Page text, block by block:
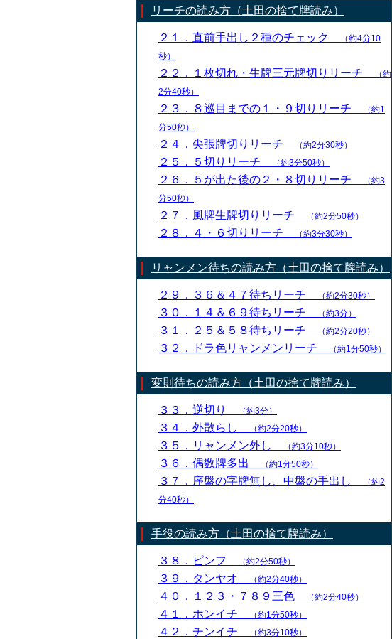
リーチの読み方（土田の捨て牌読み）
２１．直前手出し２種のチェック
（約4分10
秒）
２２．１枚切れ・生牌三元牌切りリーチ
（約
2分40秒）
２３．８巡目までの１・９切りリーチ
（約1
分50秒）
２４．尖張牌切りリーチ （約2分30秒）
２５．５切りリーチ （約3分50秒）
２６．５が出た後の２・８切りリーチ
（約3
分50秒）
２７．風牌生牌切りリーチ （約2分50秒）
２８．４・６切りリーチ （約3分30秒）
リャンメン待ちの読み方（土田の捨て牌読み）
２９．３６＆４７待ちリーチ （約2分30秒）
３０．１４＆６９待ちリーチ （約3分）
３１．２５＆５８待ちリーチ （約2分20秒）
３２．ドラ色リャンメンリーチ （約1分50秒）
変則待ちの読み方（土田の捨て牌読み）
３３．逆切り （約3分）
３４．外散らし （約2分20秒）
３５．リャンメン外し （約3分10秒）
３６．偶数牌多出 （約1分50秒）
３７．序盤の字牌無し、中盤の手出し
（約2
分40秒）
手役の読み方（土田の捨て牌読み）
３８．ピンフ （約2分50秒）
３９．タンヤオ （約2分40秒）
４０．１２３・７８９三色 （約2分40秒）
４１．ホンイチ （約1分50秒）
４２．チンイチ （約3分10秒）